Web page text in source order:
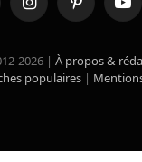
InstagramPinterest
2026 | À propos &
populaires |